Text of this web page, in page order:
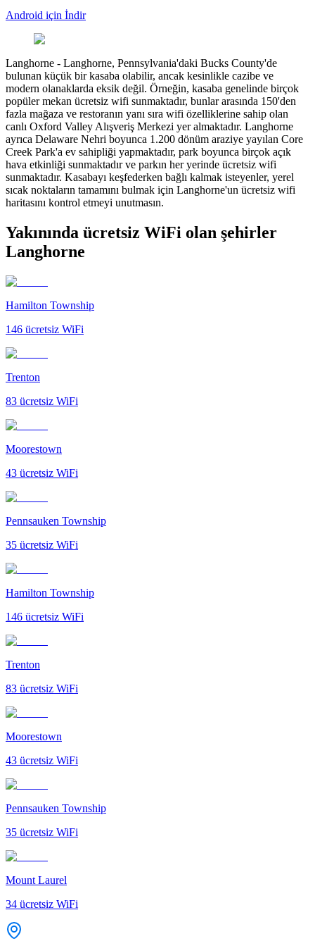
Android için İndir
Langhorne - Langhorne, Pennsylvania'daki Bucks County'de
bulunan küçük bir kasaba olabilir, ancak kesinlikle cazibe ve
modern olanaklarda eksik değil. Örneğin, kasaba genelinde birçok
popüler mekan ücretsiz wifi sunmaktadır, bunlar arasında 150'den
fazla mağaza ve restoranın yanı sıra wifi özelliklerine sahip olan
canlı Oxford Valley Alışveriş Merkezi yer almaktadır. Langhorne
ayrıca Delaware Nehri boyunca 1.200 dönüm araziye yayılan Core
Creek Park'a ev sahipliği yapmaktadır, park boyunca birçok açık
hava etkinliği sunmaktadır ve parkın her yerinde ücretsiz wifi
sunmaktadır. Kasabayı keşfederken bağlı kalmak isteyenler, yerel
sıcak noktaların tamamını bulmak için Langhorne'un ücretsiz wifi
haritasını kontrol etmeyi unutmasın.
Yakınında ücretsiz WiFi olan şehirler
Langhorne
Hamilton Township
146 ücretsiz WiFi
Trenton
83 ücretsiz WiFi
Moorestown
43 ücretsiz WiFi
Pennsauken Township
35 ücretsiz WiFi
Hamilton Township
146 ücretsiz WiFi
Trenton
83 ücretsiz WiFi
Moorestown
43 ücretsiz WiFi
Pennsauken Township
35 ücretsiz WiFi
Mount Laurel
34 ücretsiz WiFi